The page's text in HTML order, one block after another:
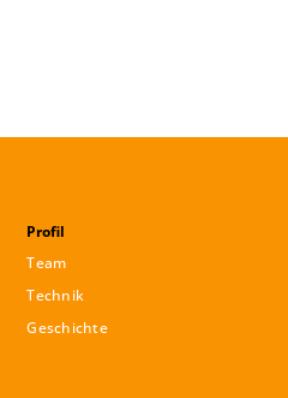
Profil
Team
Technik
Geschichte